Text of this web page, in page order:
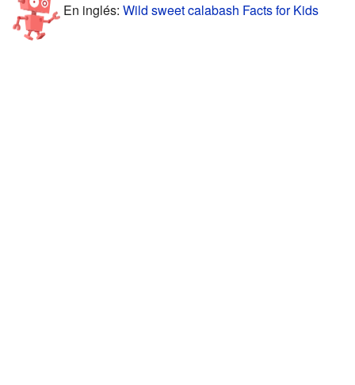
En inglés: Wild sweet calabash Facts for Kids